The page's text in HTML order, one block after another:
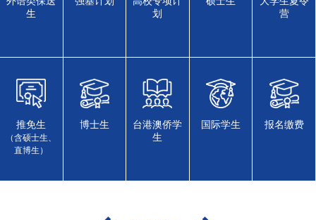
生
划
营
推免生
（含硕士生、
直博生）
博士生
台港澳侨学
生
国际学生 报名缴费